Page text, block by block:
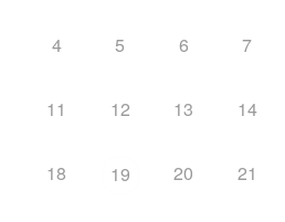
4 5 6 7
11 12 13 14
18 19 20 21